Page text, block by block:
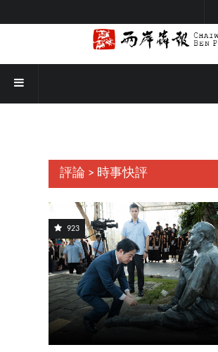
評論 > 時事快評
923